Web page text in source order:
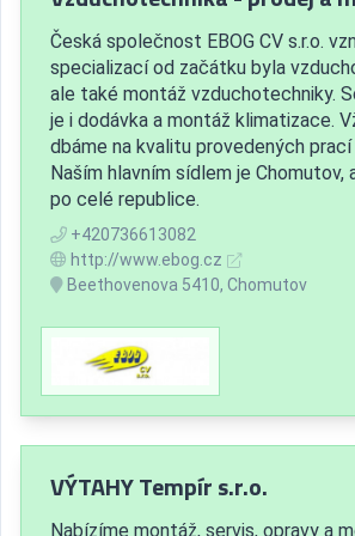
Česká společnost EBOG CV s.r.o.
specializací od začátku byla
ale také montáž vzduchotechniky.
je i dodávka a montáž klimatizace.
dbáme na kvalitu provedených
Naším hlavním sídlem je Chomutov,
po celé republice.
+420736613082
http://www.ebog.cz
Beethovenova 5410, Chomutov
VÝTAHY Tempír s.r.o.
Nabízíme montáž, servis, opravy a